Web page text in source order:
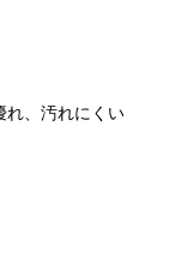
れ、汚れにくい